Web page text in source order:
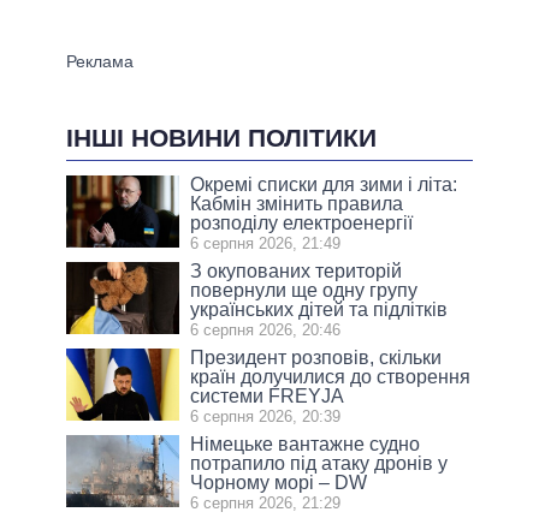
ІНШІ НОВИНИ ПОЛІТИКИ
Окремі списки для зими і літа:
Кабмін змінить правила
розподілу електроенергії
6 серпня 2026, 21:49
З окупованих територій
повернули ще одну групу
українських дітей та підлітків
6 серпня 2026, 20:46
Президент розповів, скільки
країн долучилися до створення
системи FREYJA
6 серпня 2026, 20:39
Німецьке вантажне судно
потрапило під атаку дронів у
Чорному морі – DW
6 серпня 2026, 21:29